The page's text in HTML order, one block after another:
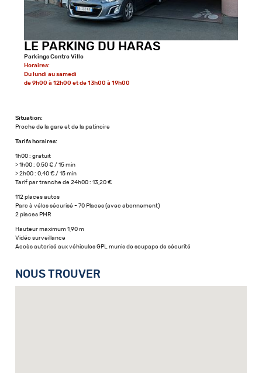
LE PARKING DU HARAS
Parkings Centre Ville
Horaires:
Du lundi au samedi
de 9h00 à 12h00 et de 13h00 à 19h00
Situation:
Proche de la gare et de la patinoire
Tarifs horaires:
1h00 : gratuit
> 1h00 : 0,50 € / 15 min
> 2h00 : 0,40 € / 15 min
Tarif par tranche de 24h00 : 13,20 €
112 places autos
Parc à vélos sécurisé - 70 Places (avec abonnement)
2 places PMR
Hauteur maximum 1,90 m
Vidéo surveillance
Accès autorisé aux véhicules GPL munis de soupape de sécurité
NOUS TROUVER